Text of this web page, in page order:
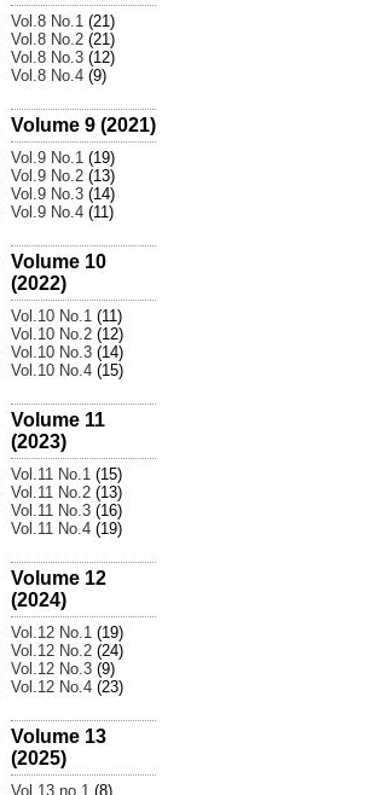
Vol.8 No.1 (21)
Vol.8 No.2 (21)
Vol.8 No.3 (12)
Vol.8 No.4 (9)
Volume 9 (2021)
Vol.9 No.1 (19)
Vol.9 No.2 (13)
Vol.9 No.3 (14)
Vol.9 No.4 (11)
Volume 10
(2022)
Vol.10 No.1 (11)
Vol.10 No.2 (12)
Vol.10 No.3 (14)
Vol.10 No.4 (15)
Volume 11
(2023)
Vol.11 No.1 (15)
Vol.11 No.2 (13)
Vol.11 No.3 (16)
Vol.11 No.4 (19)
Volume 12
(2024)
Vol.12 No.1 (19)
Vol.12 No.2 (24)
Vol.12 No.3 (9)
Vol.12 No.4 (23)
Volume 13
(2025)
Vol.13 no.1 (8)